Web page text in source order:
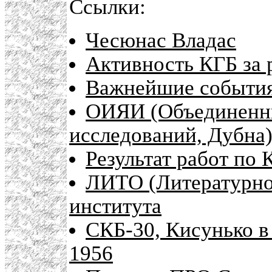
Ссылки:
Чесюнас Владас
Активность КГБ за
Важнейшие
ОИЯИ
исследований, Дубна)
Результат работ
ЛИТО
института
СКБ-30, Кисунько
1956